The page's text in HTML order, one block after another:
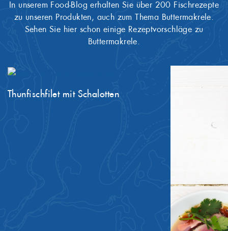
In unserem Food-Blog erhalten Sie über 200 Fischrezepte
zu unseren Produkten, auch zum Thema Buttermakrele.
Sehen Sie hier schon einige Rezeptvorschläge zu
Buttermakrele.
Thunfischfilet mit Schalotten